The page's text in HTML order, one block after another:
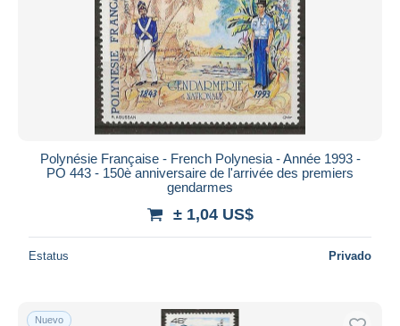
Polynésie Française - French Polynesia - Année 1993 -
PO 443 - 150è anniversaire de l'arrivée des premiers
gendarmes
± 1,04 US$
Estatus Privado
Nuevo